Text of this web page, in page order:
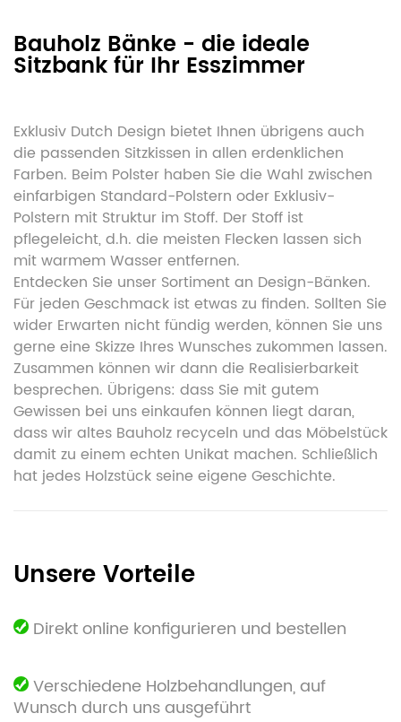
Bauholz Bänke - die ideale
Sitzbank für Ihr Esszimmer
Exklusiv Dutch Design bietet Ihnen übrigens auch
die passenden Sitzkissen in allen erdenklichen
Farben. Beim Polster haben Sie die Wahl zwischen
einfarbigen Standard-Polstern oder Exklusiv-
Polstern mit Struktur im Stoff. Der Stoff ist
pflegeleicht, d.h. die meisten Flecken lassen sich
mit warmem Wasser entfernen.
Entdecken Sie unser Sortiment an Design-Bänken.
Für jeden Geschmack ist etwas zu finden. Sollten Sie
wider Erwarten nicht fündig werden, können Sie uns
gerne eine Skizze Ihres Wunsches zukommen lassen.
Zusammen können wir dann die Realisierbarkeit
besprechen. Übrigens: dass Sie mit gutem
Gewissen bei uns einkaufen können liegt daran,
dass wir altes Bauholz recyceln und das Möbelstück
damit zu einem echten Unikat machen. Schließlich
hat jedes Holzstück seine eigene Geschichte.
Unsere Vorteile
Direkt online konfigurieren und bestellen
Verschiedene Holzbehandlungen, auf
Wunsch durch uns ausgeführt